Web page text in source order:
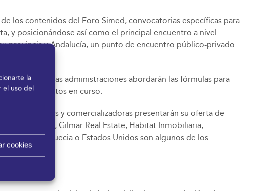
la
el uso del
cookies
los contenidos del Foro Simed, convocatorias específicas para
y posicionándose así como el principal encuentro a nivel
provincia y Andalucía, un punto de encuentro público-privado
en el que las administraciones abordarán las fórmulas para
y los proyectos en curso.
promotoras y comercializadoras presentarán su oferta de
Espacio, Gilmar Real Estate, Habitat Inmobiliaria,
Suecia o Estados Unidos son algunos de los